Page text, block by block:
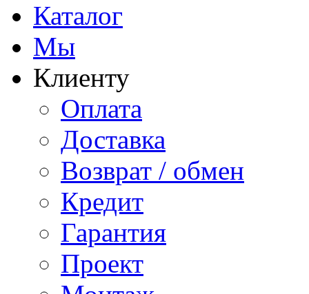
Каталог
Мы
Клиенту
Оплата
Доставка
Возврат / обмен
Кредит
Гарантия
Проект